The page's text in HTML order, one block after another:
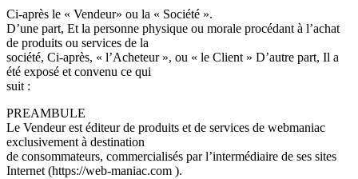
Ci-après le « Vendeur» ou la « Société ».
D’une part, Et la personne physique ou morale procédant à l’achat
de produits ou services de la
société, Ci-après, « l’Acheteur », ou « le Client » D’autre part, Il a
été exposé et convenu ce qui
suit :
PREAMBULE
Le Vendeur est éditeur de produits et de services de webmaniac
exclusivement à destination
de consommateurs, commercialisés par l’intermédiaire de ses sites
Internet (https://web-maniac.com ).